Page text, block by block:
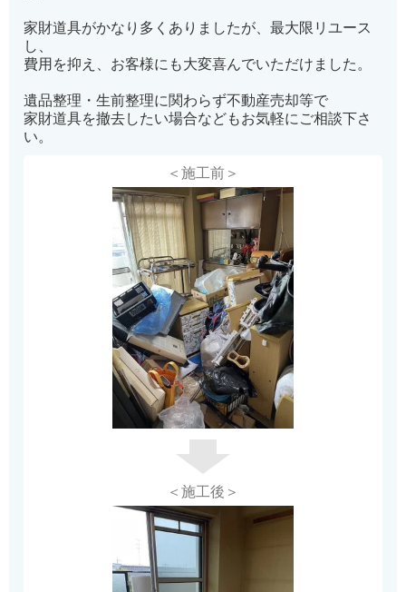
家財道具がかなり多くありましたが、最大限リユース
し、
費用を抑え、お客様にも大変喜んでいただけました。
遺品整理・生前整理に関わらず不動産売却等で
家財道具を撤去したい場合などもお気軽にご相談下さ
い。
＜施工前＞
＜施工後＞